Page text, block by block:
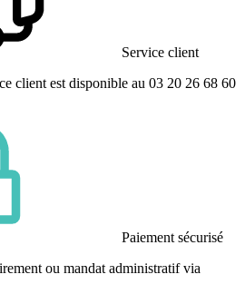
Service client
client est disponible au 03 20 26 68 60
Paiement sécurisé
ou mandat administratif via